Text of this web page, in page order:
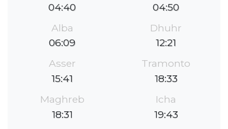
04:40
04:50
Alba
06:09
Dhuhr
12:21
Asser
15:41
Tramonto
18:33
Maghreb
18:31
Icha
19:43